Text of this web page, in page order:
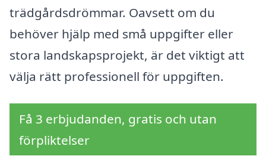
trädgårdsdrömmar. Oavsett om du
behöver hjälp med små uppgifter eller
stora landskapsprojekt, är det viktigt att
välja rätt professionell för uppgiften.
Få 3 erbjudanden, gratis och utan
förpliktelser